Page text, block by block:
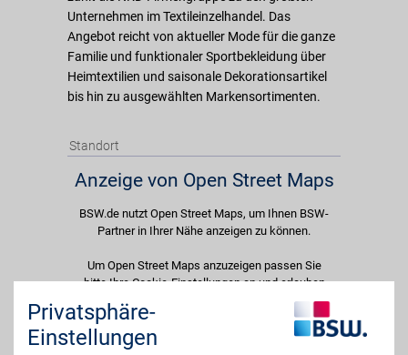
Unternehmen im Textileinzelhandel. Das
Angebot reicht von aktueller Mode für die ganze
Familie und funktionaler Sportbekleidung über
Heimtextilien und saisonale Dekorationsartikel
bis hin zu ausgewählten Markensortimenten.
Standort
Anzeige von Open Street Maps
BSW.de nutzt Open Street Maps, um Ihnen BSW-
Partner in Ihrer Nähe anzeigen zu können.
Um Open Street Maps anzuzeigen passen Sie
bitte Ihre Cookie-Einstellungen an und erlauben
Sie "Externe Inhalte". Diese Auswahl können Sie
jederzeit über die Cookie-Einstellungen im
unteren Seitenbereich ändern.
Privatsphäre-
Einstellungen